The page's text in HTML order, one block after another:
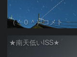
（＾０＾）コメト
★南天低いISS★